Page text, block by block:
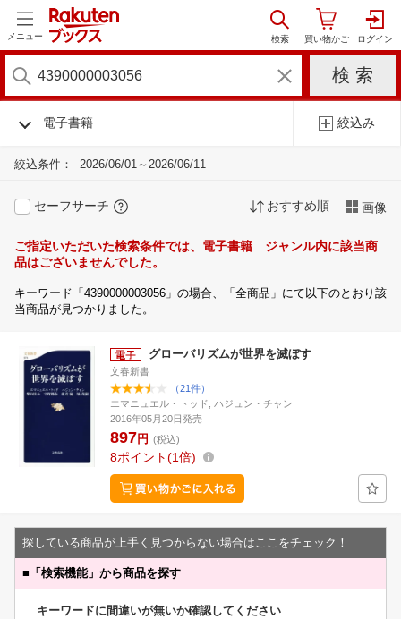
メニュー
電子書籍 絞込み
絞込条件： 2026/06/01～2026/06/11
セーフサーチ おすすめ順 画像
ご指定いただいた検索条件では、電子書籍 ジャンル内に該当商
品はございませんでした。
キーワード「4390000003056」の場合、「全商品」にて以下のとおり該
当商品が見つかりました。
グローバリズムが世界を滅ぼす
文春新書
（21件）
エマニュエル・トッド, ハジュン・チャン
2016年05月20日発売
897円 (税込)
8ポイント 1倍
探している商品が上手く見つからない場合はここをチェック！
■ 「検索機能」から商品を探す
キーワードに間違いが無いか確認してください